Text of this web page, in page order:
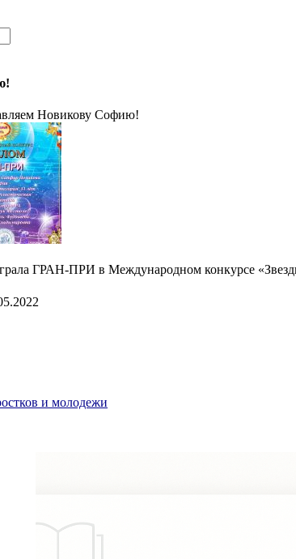
Новикову Софию!
ГРАН-ПРИ в Международном конкурсе
и молодежи